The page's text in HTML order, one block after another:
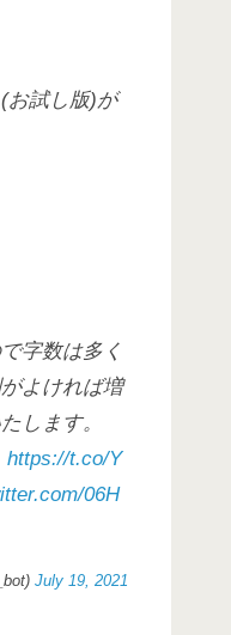
お試し版)が
字数は多く
よければ増
します。
https://t.co/Y
06H
July 19, 2021